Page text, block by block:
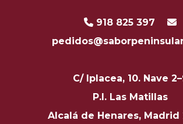
918 825 397
C/ Iplacea, 10. Nave
P.I. Las Matillas
Alcalá de Henares, Madrid